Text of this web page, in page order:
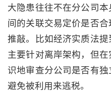
大隐患往往不在分公司
间的关联交易定价是否
推敲。比如经济实质法
主要针对离岸架构，但
识地审查分公司是否有独
避免被利用来逃税。